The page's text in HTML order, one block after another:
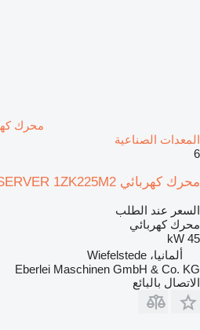
المعدات الصناعية
6
محرك كهربائي SERVER 1ZK225M2 لـ المعدات الصناعية
السعر عند الطلب
محرك كهربائي
45 kW
ألمانيا، Wiefelstede
Eberlei Maschinen GmbH & Co. KG
الاتصال بالبائع